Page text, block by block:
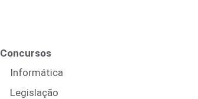
Concursos
Informática
Legislação